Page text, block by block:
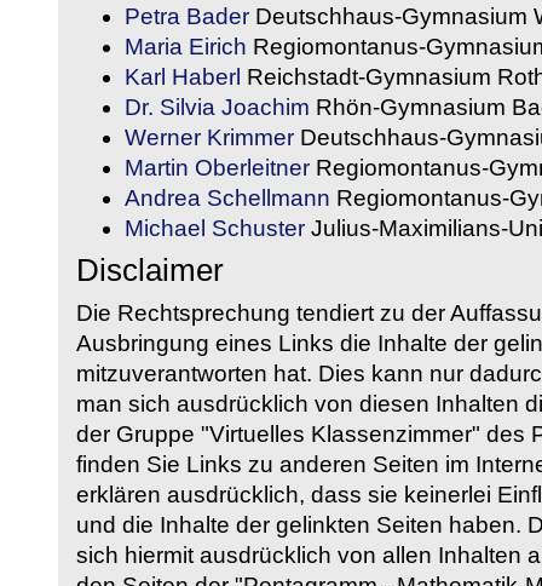
Petra Bader Deutschhaus-Gymnasium
Maria Eirich Regiomontanus-
Karl Haberl Reichstadt-Gymnasium
Dr. Silvia Joachim Rhön-Gymnasium
Werner Krimmer Deutschhaus-
Martin Oberleitner Regiomontanus-
Andrea Schellmann Regiomontanus-
Michael Schuster Julius-Maximilians-
Disclaimer
Die Rechtsprechung tendiert zu der
Ausbringung eines Links die Inhalte der
mitzuverantworten hat. Dies kann nur
man sich ausdrücklich von diesen Inhalten
der Gruppe "Virtuelles Klassenzimmer" des
finden Sie Links zu anderen Seiten im
erklären ausdrücklich, dass sie keinerlei
und die Inhalte der gelinkten Seiten haben.
sich hiermit ausdrücklich von allen Inhalten